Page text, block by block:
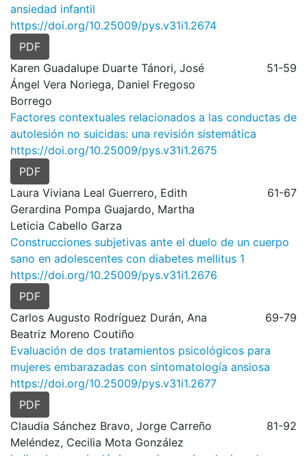
ansiedad infantil
https://doi.org/10.25009/pys.v31i1.2674
PDF
Karen Guadalupe Duarte Tánori, José
Ángel Vera Noriega, Daniel Fregoso
Borrego
51-59
Factores contextuales relacionados a las conductas de
autolesión no suicidas: una revisión sistemática
https://doi.org/10.25009/pys.v31i1.2675
PDF
Laura Viviana Leal Guerrero, Edith
Gerardina Pompa Guajardo, Martha
Leticia Cabello Garza
61-67
Construcciones subjetivas ante el duelo de un cuerpo
sano en adolescentes con diabetes mellitus 1
https://doi.org/10.25009/pys.v31i1.2676
PDF
Carlos Augusto Rodríguez Durán, Ana
Beatriz Moreno Coutiño
69-79
Evaluación de dos tratamientos psicológicos para
mujeres embarazadas con sintomatología ansiosa
https://doi.org/10.25009/pys.v31i1.2677
PDF
Claudia Sánchez Bravo, Jorge Carreño
Meléndez, Cecilia Mota González
81-92